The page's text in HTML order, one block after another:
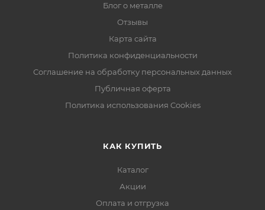
Блог о металле
Отзывы
Карта сайта
Политика конфиденциальности
Соглашение на обработку персональных данных
Публичная оферта
Политика использования Cookies
КАК КУПИТЬ
Каталог
Акции
Оплата и отгрузка